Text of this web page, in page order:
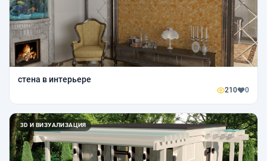
стена в интерьере
210 0
3D И ВИЗУАЛИЗАЦИЯ